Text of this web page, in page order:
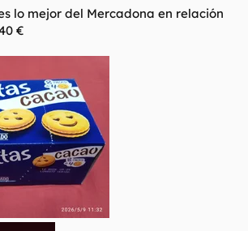
lo mejor del Mercadona en relación
€